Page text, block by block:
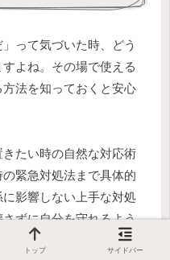
って気づいた時、どう
よね。その場で使える
法を知っておくと安心
たい時の自然な対応術
緊急対処法まで具体的
影響しない上手な対処
ずに自分を守れるよう
トップ サイドバー